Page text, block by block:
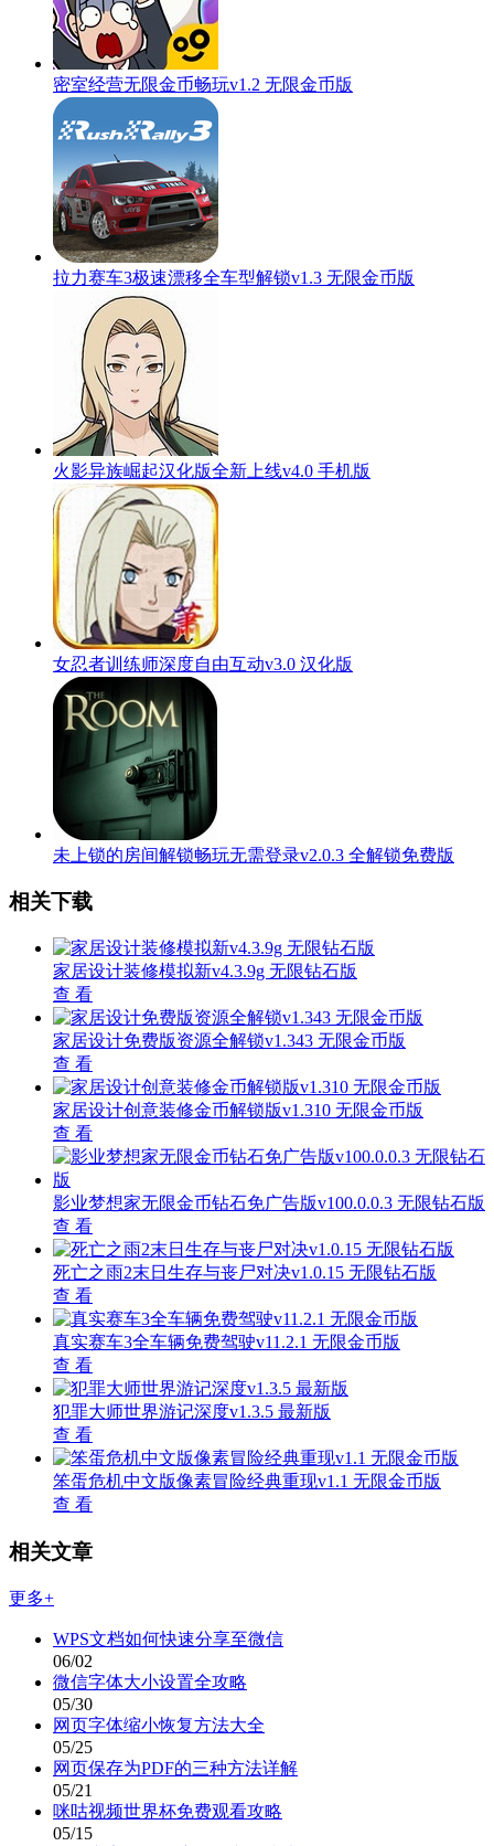
密室经营无限金币畅玩v1.2 无限金币版
拉力赛车3极速漂移全车型解锁v1.3 无限金币版
火影异族崛起汉化版全新上线v4.0 手机版
女忍者训练师深度自由互动v3.0 汉化版
未上锁的房间解锁畅玩无需登录v2.0.3 全解锁免费版
相关下载
家居设计装修模拟新v4.3.9g 无限钻石版
查 看
家居设计免费版资源全解锁v1.343 无限金币版
查 看
家居设计创意装修金币解锁版v1.310 无限金币版
查 看
影业梦想家无限金币钻石免广告版v100.0.0.3 无限钻石版
查 看
死亡之雨2末日生存与丧尸对决v1.0.15 无限钻石版
查 看
真实赛车3全车辆免费驾驶v11.2.1 无限金币版
查 看
犯罪大师世界游记深度v1.3.5 最新版
查 看
笨蛋危机中文版像素冒险经典重现v1.1 无限金币版
查 看
相关文章
更多+
WPS文档如何快速分享至微信
06/02
微信字体大小设置全攻略
05/30
网页字体缩小恢复方法大全
05/25
网页保存为PDF的三种方法详解
05/21
咪咕视频世界杯免费观看攻略
05/15